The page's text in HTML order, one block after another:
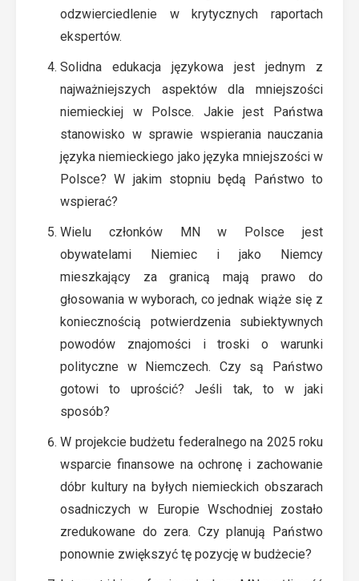
odzwierciedlenie w krytycznych raportach
ekspertów.
Solidna edukacja językowa jest jednym z
najważniejszych aspektów dla mniejszości
niemieckiej w Polsce. Jakie jest Państwa
stanowisko w sprawie wspierania nauczania
języka niemieckiego jako języka mniejszości w
Polsce? W jakim stopniu będą Państwo to
wspierać?
Wielu członków MN w Polsce jest
obywatelami Niemiec i jako Niemcy
mieszkający za granicą mają prawo do
głosowania w wyborach, co jednak wiąże się z
koniecznością potwierdzenia subiektywnych
powodów znajomości i troski o warunki
polityczne w Niemczech. Czy są Państwo
gotowi to uprościć? Jeśli tak, to w jaki
sposób?
W projekcie budżetu federalnego na 2025 roku
wsparcie finansowe na ochronę i zachowanie
dóbr kultury na byłych niemieckich obszarach
osadniczych w Europie Wschodniej zostało
zredukowane do zera. Czy planują Państwo
ponownie zwiększyć tę pozycję w budżecie?